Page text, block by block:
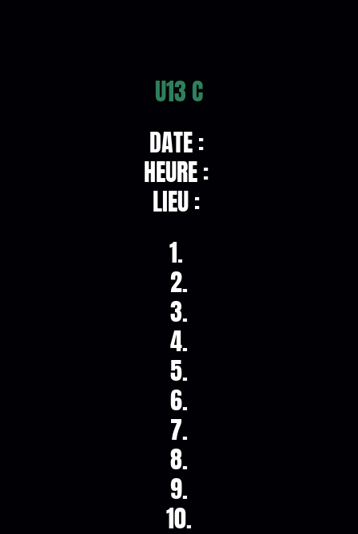
U13 C
DATE :
HEURE :
LIEU :
1.
2.
3.
4.
5.
6.
7.
8.
9.
10.